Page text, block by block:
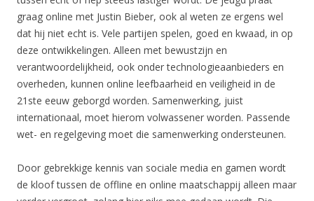
graag online met Justin Bieber, ook al weten ze ergens wel
dat hij niet echt is. Vele partijen spelen, goed en kwaad, in op
deze ontwikkelingen. Alleen met bewustzijn en
verantwoordelijkheid, ook onder technologieaanbieders en
overheden, kunnen online leefbaarheid en veiligheid in de
21ste eeuw geborgd worden. Samenwerking, juist
internationaal, moet hierom volwassener worden. Passende
wet- en regelgeving moet die samenwerking ondersteunen.
Door gebrekkige kennis van sociale media en gamen wordt
de kloof tussen de offline en online maatschappij alleen maar